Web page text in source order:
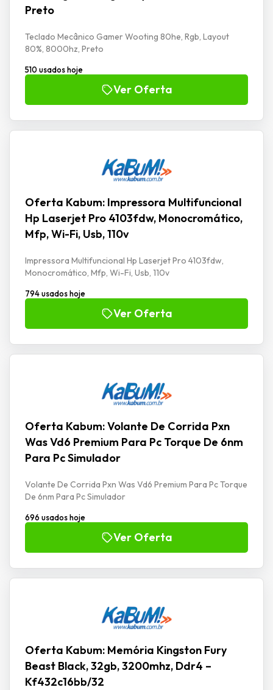
Preto
Teclado Mecânico Gamer Wooting 80he, Rgb, Layout
80%, 8000hz, Preto
510 usados hoje
Ver Oferta
Oferta Kabum: Impressora Multifuncional
Hp Laserjet Pro 4103fdw, Monocromático,
Mfp, Wi-Fi, Usb, 110v
Impressora Multifuncional Hp Laserjet Pro 4103fdw,
Monocromático, Mfp, Wi-Fi, Usb, 110v
794 usados hoje
Ver Oferta
Oferta Kabum: Volante De Corrida Pxn
Was Vd6 Premium Para Pc Torque De 6nm
Para Pc Simulador
Volante De Corrida Pxn Was Vd6 Premium Para Pc Torque
De 6nm Para Pc Simulador
696 usados hoje
Ver Oferta
Oferta Kabum: Memória Kingston Fury
Beast Black, 32gb, 3200mhz, Ddr4 –
Kf432c16bb/32